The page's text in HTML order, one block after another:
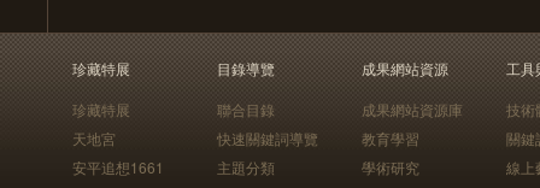
珍藏特展
珍藏特展
天地宮
安平追想1661
目錄導覽
聯合目錄
快速關鍵詞導覽
主題分類
成果網站資源
成果網站資源庫
教育學習
學術研究
工具
技術
關鍵
線上